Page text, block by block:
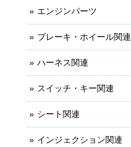
エンジンパーツ
ブレーキ・ホイール関連
ハーネス関連
スイッチ・キー関連
シート関連
インジェクション関連